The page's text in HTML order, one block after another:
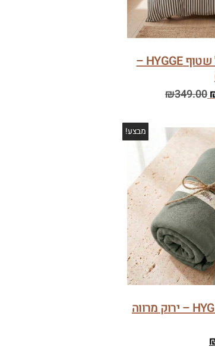
סט מצעי פרקל שטוף HYGGE –
₪349.00
מבצע!
ציפית ג'רסי HYGGE – ירוק מרווה